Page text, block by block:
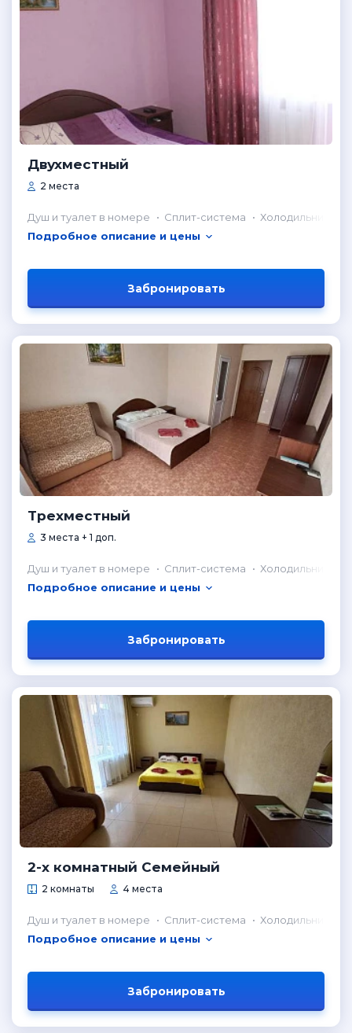
Двухместный
2 места
Душ и туалет в номере Сплит-система
Холодильник в
Подробное описание и цены
Забронировать
Трехместный
3 места + 1 доп.
Душ и туалет в номере Сплит-система
Холодильник в
Подробное описание и цены
Забронировать
2-х комнатный Семейный
2 комнаты 4 места
Душ и туалет в номере Сплит-система
Холодильник в
Подробное описание и цены
Забронировать